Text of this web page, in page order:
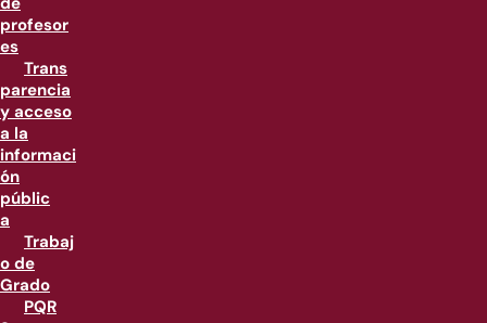
profesor
es
Trans
parencia
y acceso
a la
informaci
ón
públic
a
Trabaj
o de
Grado
PQR